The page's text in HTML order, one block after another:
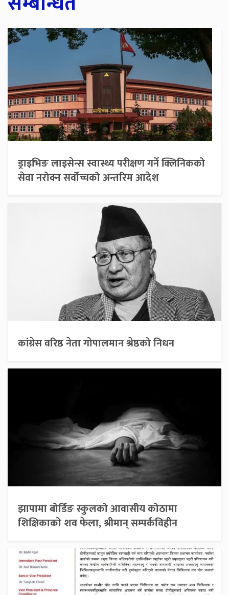
ड्राइभिङ लाइसेन्स स्वास्थ्य परीक्षण गर्ने क्लिनिकको
सेवा नरोक्न सर्वोच्चको अन्तरिम आदेश
कांग्रेस वरिष्ठ नेता गोपालमान श्रेष्ठको निधन
झापामा बोर्डिङ स्कुलको आवासीय कोठामा
शिक्षिकाको शव फेला, श्रीमान् सम्पर्कविहीन